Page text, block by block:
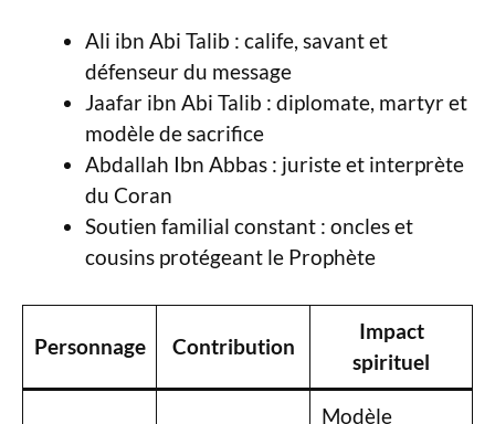
Ali ibn Abi Talib : calife, savant et
défenseur du message
Jaafar ibn Abi Talib : diplomate, martyr et
modèle de sacrifice
Abdallah Ibn Abbas : juriste et interprète
du Coran
Soutien familial constant : oncles et
cousins protégeant le Prophète
Personnage Contribution
Impact
spirituel
Modèle